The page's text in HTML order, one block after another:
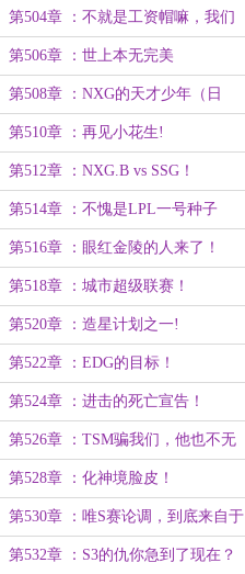
帽！
第504章 ：不就是工资帽嘛，我们
签就是了！
第506章 ：世上本无完美
第508章 ：NXG的天才少年（日
常）
第510章 ：再见小花生!
第512章 ：NXG.B vs SSG！
第514章 ：不愧是LPL一号种子
第516章 ：眼红金陵的人来了！
第518章 ：城市超级联赛！
第520章 ：造星计划之一!
第522章 ：EDG的目标！
第524章 ：进击的死亡宣告！
第526章 ：TSM骗我们，他也不无
敌啊！
第528章 ：化神境脸皮！
第530章 ：唯S赛论调，到底来自于
谁？
第532章 ：S3的仇你急到了现在？